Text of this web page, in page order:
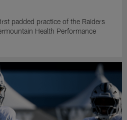
padded practice of the Raiders
Health Performance